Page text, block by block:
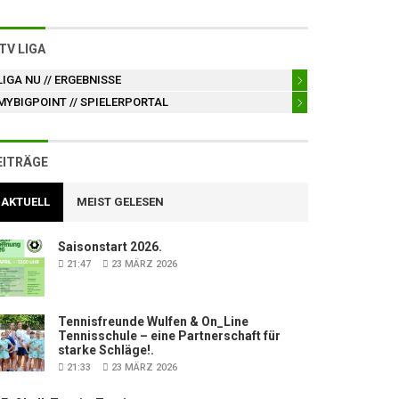
LIGA
NU // ERGEBNISSE
// SPIELERPORTAL
AKTUELL MEIST GELESEN
Saisonstart 2026.
21:47 23 MÄRZ 2026
Tennisfreunde Wulfen & On_Line
Tennisschule – eine Partnerschaft für
starke Schläge!.
21:33 23 MÄRZ 2026